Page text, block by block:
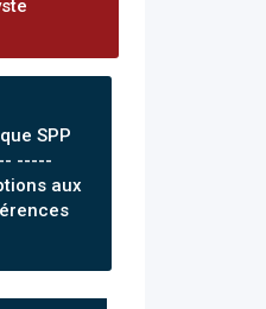
SPP
-----
aux